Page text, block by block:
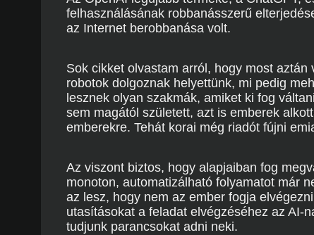
felhasználásának robbanásszerű
az Internet berobbanása volt.
Sok cikket olvastam arról, hogy most
robotok dolgoznak helyettünk, mi pedig
lesznek olyan szakmák, amiket ki fog
sem magától született, azt is emberek
emberekre. Tehát korai még riadót fújni
Az viszont biztos, hogy alapjaiban fog
monoton, automatizálható folyamatot már
az lesz, hogy nem az ember fogja
utasításokat a feladat elvégzéséhez az AI-
tudjunk parancsokat adni neki.